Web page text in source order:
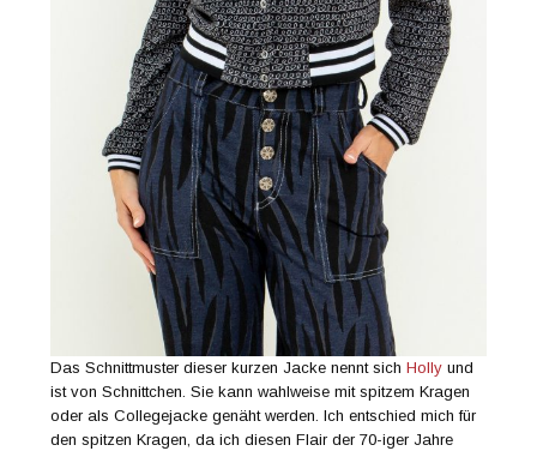
Das Schnittmuster dieser kurzen Jacke nennt sichHolly und
ist von Schnittchen. Sie kann wahlweise mit spitzem Kragen
oder als Collegejacke genäht werden. Ich entschied mich für
den spitzen Kragen, da ich diesen Flair der 70-iger Jahre